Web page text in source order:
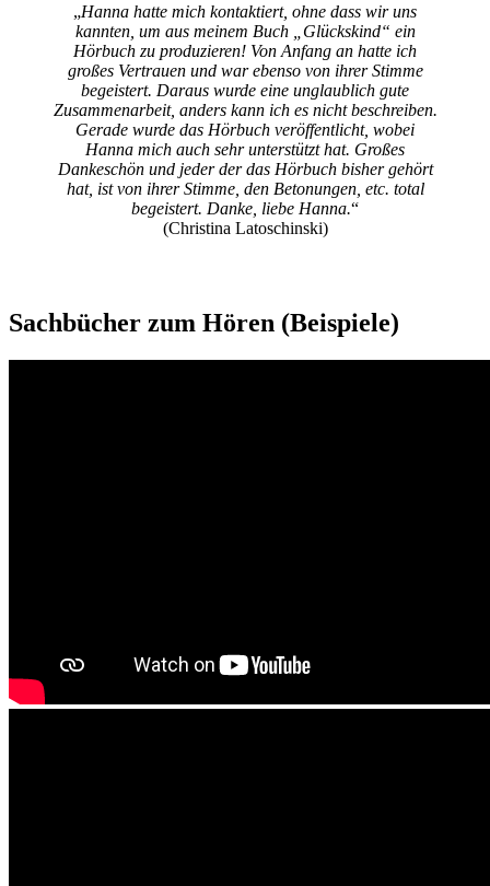
„Hanna hatte mich kontaktiert, ohne dass wir uns
kannten, um aus meinem Buch „Glückskind“ ein
Hörbuch zu produzieren! Von Anfang an hatte ich
großes Vertrauen und war ebenso von ihrer Stimme
begeistert. Daraus wurde eine unglaublich gute
Zusammenarbeit, anders kann ich es nicht beschreiben.
Gerade wurde das Hörbuch veröffentlicht, wobei
Hanna mich auch sehr unterstützt hat. Großes
Dankeschön und jeder der das Hörbuch bisher gehört
hat, ist von ihrer Stimme, den Betonungen, etc. total
begeistert. Danke, liebe Hanna.“
(Christina Latoschinski)
Sachbücher zum Hören (Beispiele)